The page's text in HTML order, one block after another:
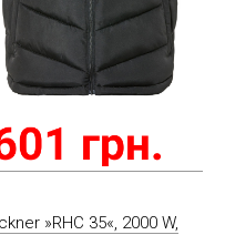
»RHC 35«, 2000 W,